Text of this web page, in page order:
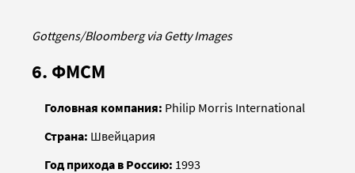
Gottgens/Bloomberg via Getty Images
6. ФМСМ
Головная компания: Philip Morris International
Страна: Швейцария
Год прихода в Россию: 1993